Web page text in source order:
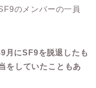
のメンバーの一員
月にSF9を脱退したも
をしていたこともあ